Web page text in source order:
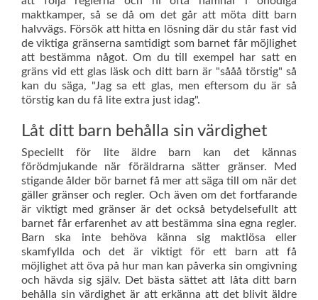
maktkamper, så se då om det går att möta ditt barn
halvvägs. Försök att hitta en lösning där du står fast vid
de viktiga gränserna samtidigt som barnet får möjlighet
att bestämma något. Om du till exempel har satt en
gräns vid ett glas läsk och ditt barn är "sååå törstig" så
kan du säga, "Jag sa ett glas, men eftersom du är så
törstig kan du få lite extra just idag".
Låt ditt barn behålla sin värdighet
Speciellt för lite äldre barn kan det kännas
förödmjukande när föräldrarna sätter gränser. Med
stigande ålder bör barnet få mer att säga till om när det
gäller gränser och regler. Och även om det fortfarande
är viktigt med gränser är det också betydelsefullt att
barnet får erfarenhet av att bestämma sina egna regler.
Barn ska inte behöva känna sig maktlösa eller
skamfyllda och det är viktigt för ett barn att få
möjlighet att öva på hur man kan påverka sin omgivning
och hävda sig själv. Det bästa sättet att låta ditt barn
behålla sin värdighet är att erkänna att det blivit äldre